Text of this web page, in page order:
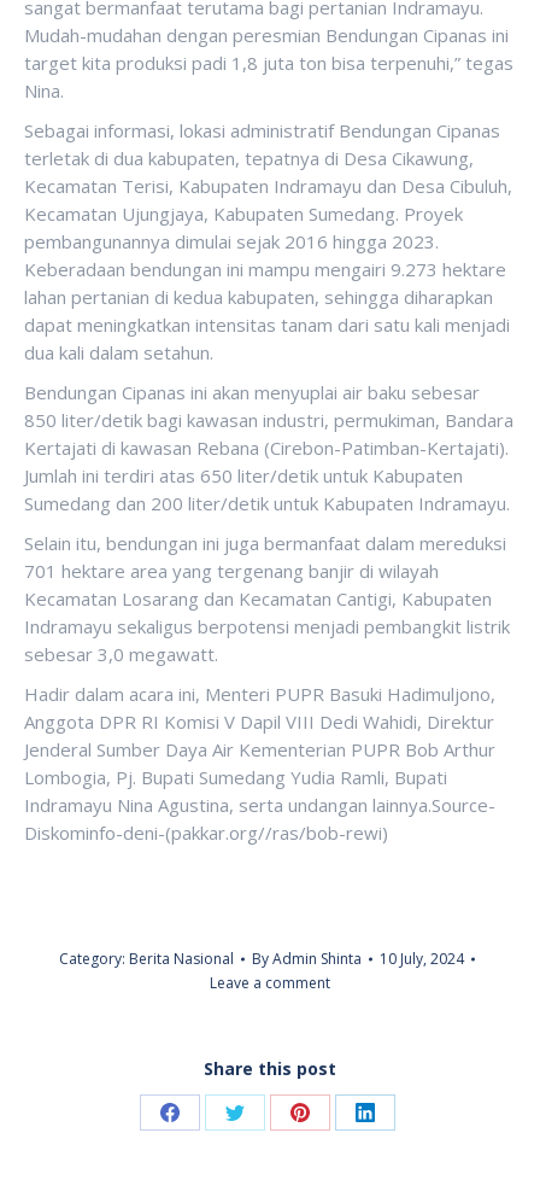
sangat bermanfaat terutama bagi pertanian Indramayu.
Mudah-mudahan dengan peresmian Bendungan Cipanas ini
target kita produksi padi 1,8 juta ton bisa terpenuhi,” tegas
Nina.
Sebagai informasi, lokasi administratif Bendungan Cipanas
terletak di dua kabupaten, tepatnya di Desa Cikawung,
Kecamatan Terisi, Kabupaten Indramayu dan Desa Cibuluh,
Kecamatan Ujungjaya, Kabupaten Sumedang. Proyek
pembangunannya dimulai sejak 2016 hingga 2023.
Keberadaan bendungan ini mampu mengairi 9.273 hektare
lahan pertanian di kedua kabupaten, sehingga diharapkan
dapat meningkatkan intensitas tanam dari satu kali menjadi
dua kali dalam setahun.
Bendungan Cipanas ini akan menyuplai air baku sebesar
850 liter/detik bagi kawasan industri, permukiman, Bandara
Kertajati di kawasan Rebana (Cirebon-Patimban-Kertajati).
Jumlah ini terdiri atas 650 liter/detik untuk Kabupaten
Sumedang dan 200 liter/detik untuk Kabupaten Indramayu.
Selain itu, bendungan ini juga bermanfaat dalam mereduksi
701 hektare area yang tergenang banjir di wilayah
Kecamatan Losarang dan Kecamatan Cantigi, Kabupaten
Indramayu sekaligus berpotensi menjadi pembangkit listrik
sebesar 3,0 megawatt.
Hadir dalam acara ini, Menteri PUPR Basuki Hadimuljono,
Anggota DPR RI Komisi V Dapil VIII Dedi Wahidi, Direktur
Jenderal Sumber Daya Air Kementerian PUPR Bob Arthur
Lombogia, Pj. Bupati Sumedang Yudia Ramli, Bupati
Indramayu Nina Agustina, serta undangan lainnya.Source-
Diskominfo-deni-(pakkar.org//ras/bob-rewi)
Category: Berita Nasional ByAdmin Shinta
10 July, 2024
Leave a comment
Share this post
Share Share Share Share